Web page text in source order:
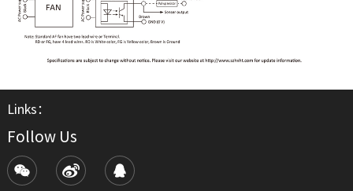
Links：
Follow Us